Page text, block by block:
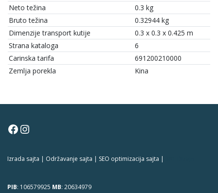
Neto težina
0.3 kg
Bruto težina
0.32944 kg
Dimenzije transport kutije
0.3 x 0.3 x 0.425 m
Strana kataloga
6
Carinska tarifa
691200210000
Zemlja porekla
Kina
Facebook
Instagram
Izrada sajta | Održavanje sajta | SEO optimizacija sajta |
PIB: 106579925 MB: 20634979